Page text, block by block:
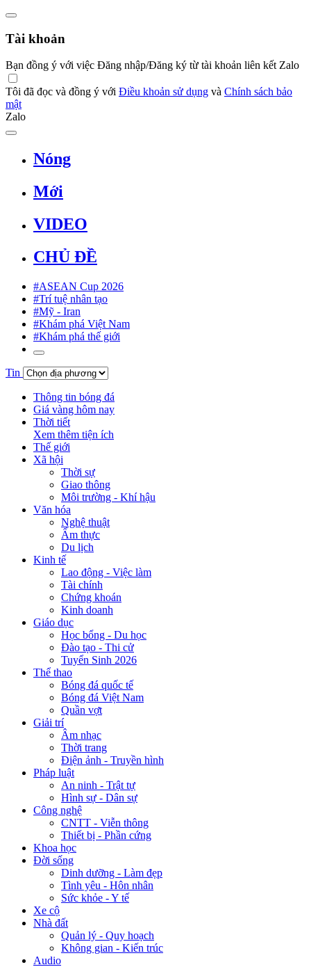
Tài khoản
Bạn đồng ý với việc Đăng nhập/Đăng ký từ tài khoản liên kết Zalo
Tôi đã đọc và đồng ý với Điều khoản sử dụng và Chính sách bảo
mật
Zalo
Nóng
Mới
VIDEO
CHỦ ĐỀ
#ASEAN Cup 2026
#Trí tuệ nhân tạo
#Mỹ - Iran
#Khám phá Việt Nam
#Khám phá thế giới
Tin
Thông tin bóng đá
Giá vàng hôm nay
Thời tiết
Xem thêm tiện ích
Thế giới
Xã hội
Thời sự
Giao thông
Môi trường - Khí hậu
Văn hóa
Nghệ thuật
Ẩm thực
Du lịch
Kinh tế
Lao động - Việc làm
Tài chính
Chứng khoán
Kinh doanh
Giáo dục
Học bổng - Du học
Đào tạo - Thi cử
Tuyển Sinh 2026
Thể thao
Bóng đá quốc tế
Bóng đá Việt Nam
Quần vợt
Giải trí
Âm nhạc
Thời trang
Điện ảnh - Truyền hình
Pháp luật
An ninh - Trật tự
Hình sự - Dân sự
Công nghệ
CNTT - Viễn thông
Thiết bị - Phần cứng
Khoa học
Đời sống
Dinh dưỡng - Làm đẹp
Tình yêu - Hôn nhân
Sức khỏe - Y tế
Xe cộ
Nhà đất
Quản lý - Quy hoạch
Không gian - Kiến trúc
Audio